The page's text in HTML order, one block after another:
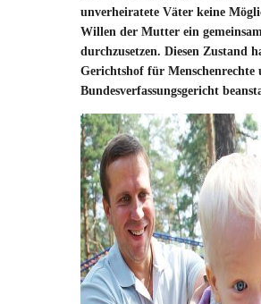
unverheiratete Väter keine
Willen der Mutter ein
durchzusetzen. Diesen Zustand
Gerichtshof für Menschenrechte
Bundesverfassungsgericht